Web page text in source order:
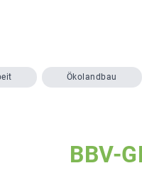
Ökolandbau
BBV-